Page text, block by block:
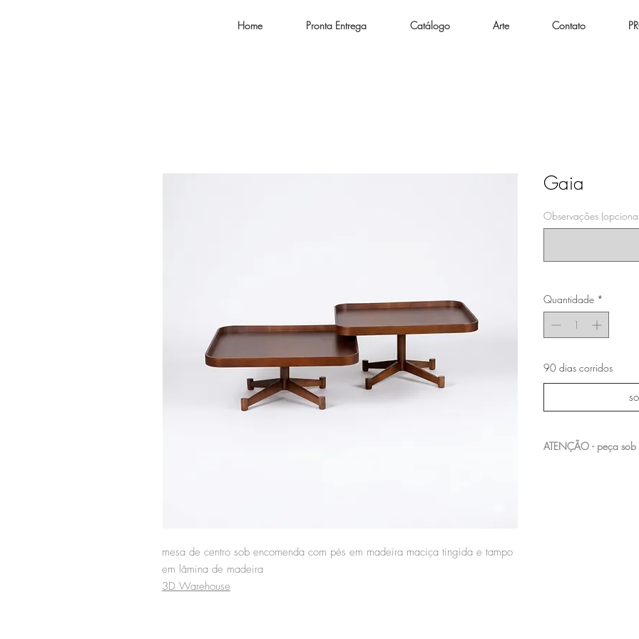
Home Pronta Entrega Catálogo Arte Contato
mesa de centro sob encomenda com pés em madeira maciça tingida e tampo
em lâmina de madeira
3D Warehouse
Gaia
Observações
Quantidade *
90 dias corridos
ATENÇÃO - peça